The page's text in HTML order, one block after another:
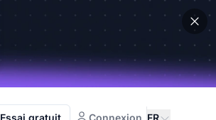
Essai gratuit Connexion FR